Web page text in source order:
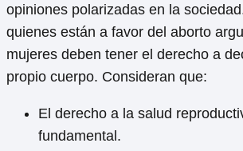
opiniones polarizadas en la
quienes están a favor del aborto
mujeres deben tener el derecho a
propio cuerpo. Consideran que:
El derecho a la salud
fundamental.